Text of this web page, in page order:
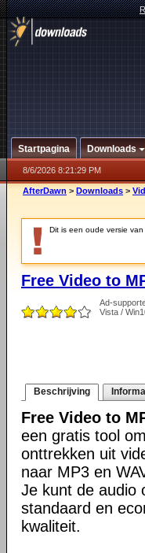
Startpagina Downloads
8/6/2026 8:21:29 PM
AfterDawn > Downloads >
Dit is een oude versie
Free Video to
Ad-
Vista /
Beschrijving
Free Video to
een gratis tool
onttrekken uit
naar MP3 en
Je kunt de audio
standaard en
kwaliteit.